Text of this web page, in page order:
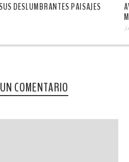
DESLUMBRANTES PAISAJES
COMENTARIO